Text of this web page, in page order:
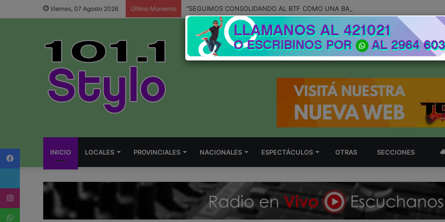
Viernes, 07 Agosto 2026 Último Momento
INICIO LOCALES PROVINCIALES NACIONALES ESPECTÁCULOS OTRAS SECCIONES
Twitter
Instagram